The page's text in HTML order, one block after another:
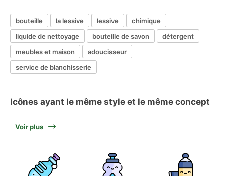
bouteille la lessive lessive
chimique
liquide de nettoyage
bouteille de savon
détergent
meubles et maison
adoucisseur
service de blanchisserie
Icônes ayant le même style et le même concept
Voir plus